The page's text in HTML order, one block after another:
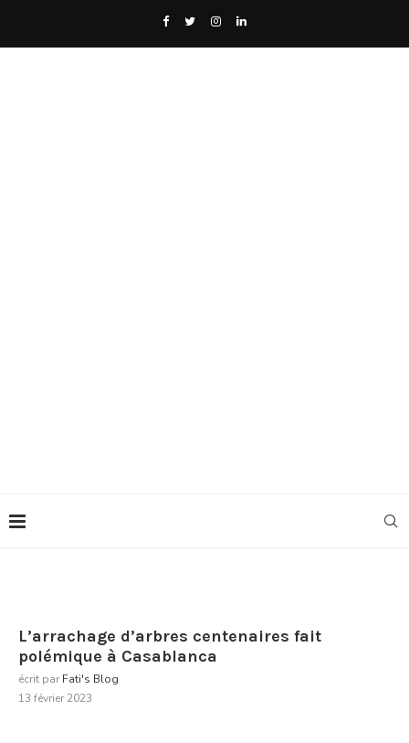
L’arrachage d’arbres centenaires fait
polémique à Casablanca
écrit par Fati's Blog
13 février 2023